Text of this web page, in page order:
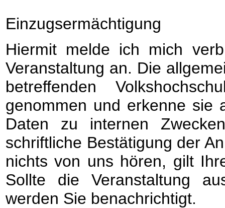
Einzugsermächtigung
Hiermit melde ich mich
Veranstaltung an. Die
betreffenden
genommen und erkenne sie
Daten zu internen
schriftliche Bestätigung der
nichts von uns hören, gilt
Sollte die Veranstaltung
werden Sie benachrichtigt.